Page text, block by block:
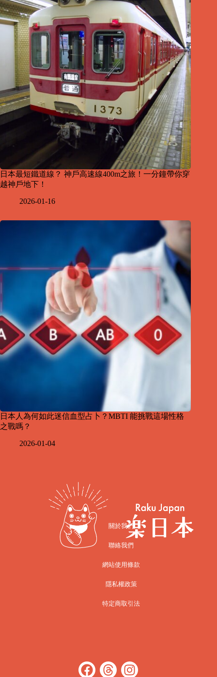
日本最短鐵道線？ 神戶高速線400m之旅！一分鐘帶你穿
越神戶地下！
2026-01-16
日本人為何如此迷信血型占卜？MBTI 能挑戰這場性格
之戰嗎？
2026-01-04
關於我們
聯絡我們
網站使用條款
隱私權政策
特定商取引法